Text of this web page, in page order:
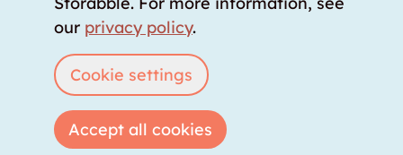
For storage providers
Login List storage room
Copyright © 2026 storabble|privacy policy
our privacy policy.
Cookie settings
Accept all cookies